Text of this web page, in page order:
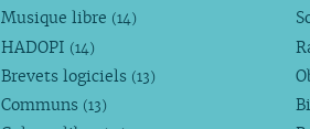
Musique libre (14)
HADOPI (14)
Brevets logiciels (13)
Communs (13)